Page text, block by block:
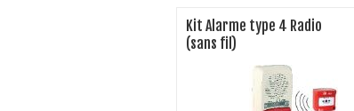
Kit Alarme type 4 Radio
(sans fil)